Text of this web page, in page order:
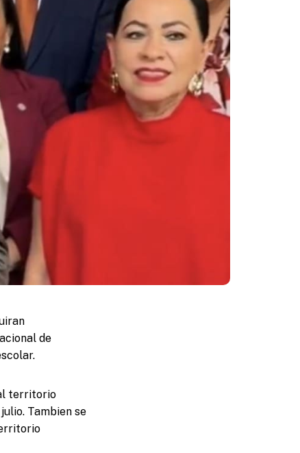
de
territorio
Tambien se